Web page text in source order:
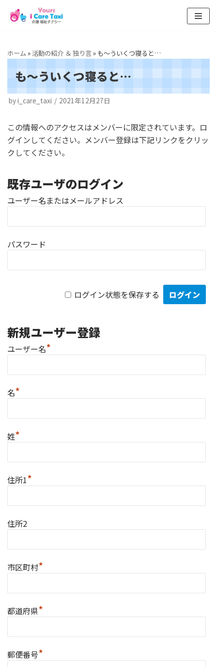
テ
ツ
ス
ッ
プ
ホーム»活動の紹介 ＆ 独り言» も～ういくつ寝ると…
も～ういくつ寝ると…
byi_care_taxi 2021年12月27日
この情報へのアクセスはメンバーに限定されています。ロ
グインしてください。メンバー登録は下記リンクをクリッ
クしてください。
既存ユーザのログイン
ユーザー名またはメールアドレス
パスワード
ログイン状態を保存する
新規ユーザー登録
ユーザー名*
名*
姓*
住所1*
住所2
市区町村*
都道府県*
郵便番号*